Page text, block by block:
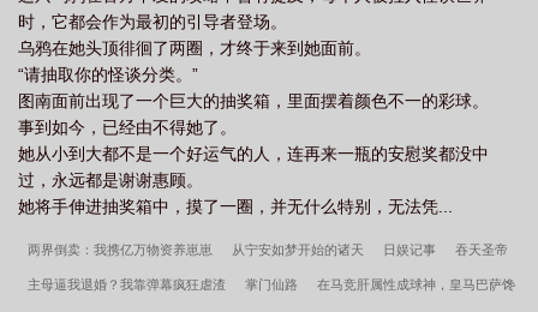
时，它都会作为最初的引导者登场。
乌鸦在她头顶徘徊了两圈，才终于来到她面前。
“请抽取你的怪谈分类。”
图南面前出现了一个巨大的抽奖箱，里面摆着颜色不一的彩球。
事到如今，已经由不得她了。
她从小到大都不是一个好运气的人，连再来一瓶的安慰奖都没中
过，永远都是谢谢惠顾。
她将手伸进抽奖箱中，摸了一圈，并无什么特别，无法凭...
两界倒卖：我携亿万物资养崽崽 从宁安如梦开始的诸天 日娱记事 吞天圣帝
主母逼我退婚？我靠弹幕疯狂虐渣 掌门仙路 在马竞肝属性成球神，皇马巴萨馋